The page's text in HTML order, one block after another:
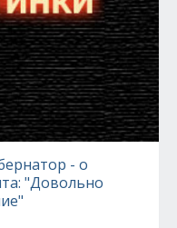
- о
"Довольно